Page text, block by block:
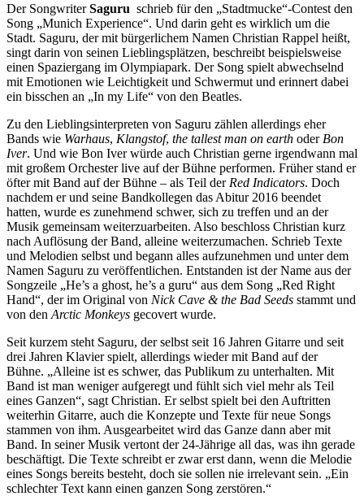
Der SongwriterSaguru schrieb für den „Stadtmucke“-Contest den
Song „Munich Experience“. Und darin geht es wirklich um die
Stadt. Saguru, der mit bürgerlichem Namen Christian Rappel heißt,
singt darin von seinen Lieblingsplätzen, beschreibt beispielsweise
einen Spaziergang im Olympiapark. Der Song spielt abwechselnd
mit Emotionen wie Leichtigkeit und Schwermut und erinnert dabei
ein bisschen an „In my Life“ von den Beatles.
Zu den Lieblingsinterpreten von Saguru zählen allerdings eher
Bands wie Warhaus, Klangstof, the tallest man on earth oder Bon
Iver. Und wie Bon Iver würde auch Christian gerne irgendwann mal
mit großem Orchester live auf der Bühne performen. Früher stand er
öfter mit Band auf der Bühne – als Teil der Red Indicators. Doch
nachdem er und seine Bandkollegen das Abitur 2016 beendet
hatten, wurde es zunehmend schwer, sich zu treffen und an der
Musik gemeinsam weiterzuarbeiten. Also beschloss Christian kurz
nach Auflösung der Band, alleine weiterzumachen. Schrieb Texte
und Melodien selbst und begann alles aufzunehmen und unter dem
Namen Saguru zu veröffentlichen. Entstanden ist der Name aus der
Songzeile „He’s a ghost, he’s a guru“ aus dem Song „Red Right
Hand“, der im Original von Nick Cave & the Bad Seeds stammt und
von den Arctic Monkeys gecovert wurde.
Seit kurzem steht Saguru, der selbst seit 16 Jahren Gitarre und seit
drei Jahren Klavier spielt, allerdings wieder mit Band auf der
Bühne. „Alleine ist es schwer, das Publikum zu unterhalten. Mit
Band ist man weniger aufgeregt und fühlt sich viel mehr als Teil
eines Ganzen“, sagt Christian. Er selbst spielt bei den Auftritten
weiterhin Gitarre, auch die Konzepte und Texte für neue Songs
stammen von ihm. Ausgearbeitet wird das Ganze dann aber mit
Band. In seiner Musik vertont der 24-Jährige all das, was ihn gerade
beschäftigt. Die Texte schreibt er zwar erst dann, wenn die Melodie
eines Songs bereits besteht, doch sie sollen nie irrelevant sein. „Ein
schlechter Text kann einen ganzen Song zerstören.“